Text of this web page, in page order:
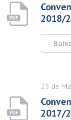
2018/
23 de
2017/